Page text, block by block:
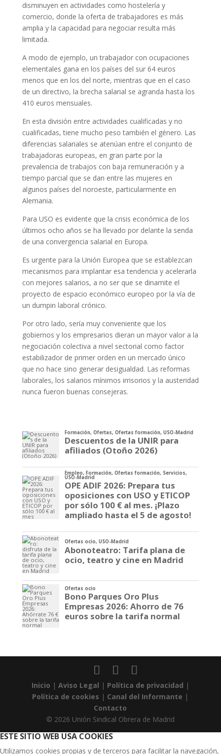
disminuyen en actividades como hostelería y
comercio, donde la oferta de trabajadores es más
amplia y la capacidad para negociar resulta más
limitada.
A modo de ejemplo, un trabajador con ocupaciones
elementales gana en los países del sur 64 euros
menos que en los del norte, mientras que en el caso
de un directivo, la brecha salarial se agranda hasta los
410 euros mensuales.
En esta división entre actividades cualificadas y no
cualificadas, tiene mucho peso también el género. Las
diferencias salariales se atenúan entre el conjunto de
trabajadoras europeas, en gran parte por la
prevalencia de trabajos con baja remuneración y a
tiempo parcial que se dan entre las mujeres en
algunos países del noroeste, particularmente en
Alemania.
Para USO es evidente que la crisis económica de los
últimos ocho años se ha llevado por delante la senda
de una convergencia salarial en Europa.
Es urgente para la Unión Europea que se establezcan
mecanismos para implantar esa tendencia y acelerarla
con mejores salarios, a no ser que se dinamite el
proyecto de espacio económico europeo por la vía de
un dumpin laboral crónico.
Por otro lado, sería muy conveniente que los
gobiernos y los empresarios dieran un mayor valor a la
negociación colectiva a nivel sectorial como factor
estabilizador de primer orden en un mercado único
que no hace sino generar desigualdad. Las reformas
laborales, los salarios mínimos irrisorios y la austeridad
nunca fueron buenas consejeras.
Formación, Ofertas, Ofertas formación, USO-Madrid
Descuentos de la UNIR para
afiliados (Otoño 2026)
Empleo, Formación, Ofertas formación, Servicios,
USO-Madrid
OPE ADIF 2026: Prepara tus
oposiciones con USO y ETICOP
por sólo 100 € al mes. ¡Plazo
ampliado hasta el 5 de agosto!
Ofertas ocio, USO-Madrid
Abonoteatro: Tarifa plana de
ocio, teatro y cine en Madrid
Ofertas ocio
Bono Parques Oro Plus
Empresas 2026: Ahorro de 76
euros sobre la tarifa normal
Inicio | Aviso Legal | Política de privacidad |
Política de cookies | Canal del Informante |
Contacto
© 2026 Unión Sindical Obrera de Madrid
ESTE SITIO WEB USA COOKIES
Utilizamos cookies propias y de terceros para facilitar la navegación,